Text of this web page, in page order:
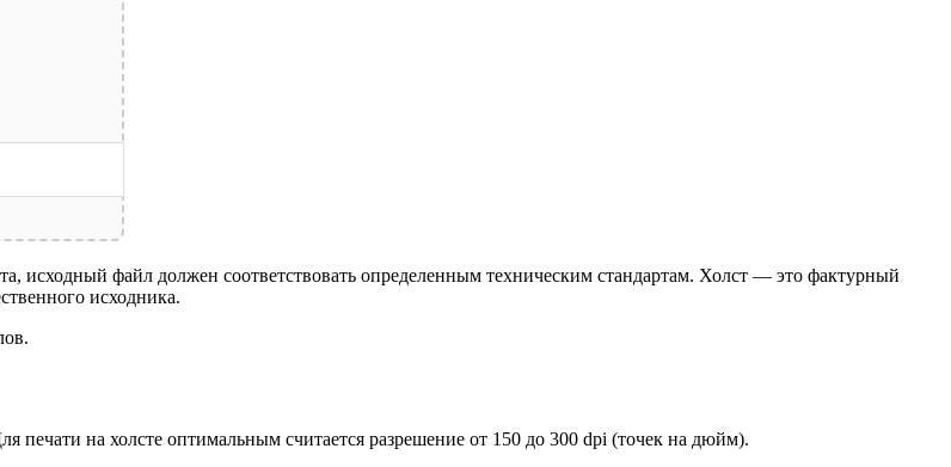
исходный файл должен соответствовать определенным техническим стандартам. Холст — это фактурный
исходника.
печати на холсте оптимальным считается разрешение от 150 до 300 dpi (точек на дюйм).